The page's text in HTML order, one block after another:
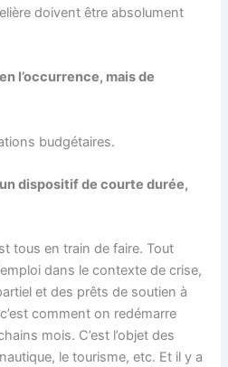
doivent être absolument
l’occurrence, mais de
budgétaires.
dispositif de courte durée,
tous en train de faire. Tout
dans le contexte de crise,
et des prêts de soutien à
comment on redémarre
mois. C’est l’objet des
le tourisme, etc. Et il y a